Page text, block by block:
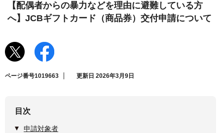
【配偶者からの暴力などを理由に避難している方
へ】JCBギフトカード（商品券）交付申請について
ページ番号1019663 更新日 2026年3月9日
目次
申請対象者